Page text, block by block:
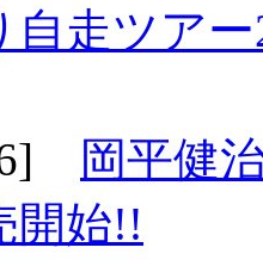
自走ツア
岡平健
開始!!